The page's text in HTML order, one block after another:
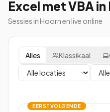
Excel met VBA in
Sessies in Hoorn en live online
Alles Klassikaal
EERSTVOLGENDE